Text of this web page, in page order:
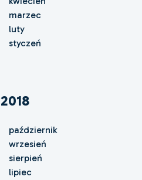
marzec
luty
styczeń
2018
październik
wrzesień
sierpień
lipiec